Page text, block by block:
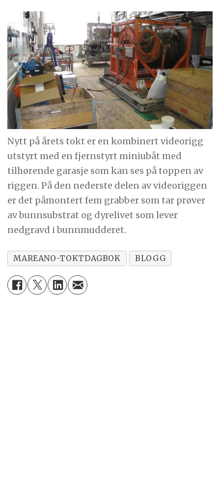
Nytt på årets tokt er en kombinert videorigg
utstyrt med en fjernstyrt miniubåt med
tilhørende garasje som kan ses på toppen av
riggen. På den nederste delen av videoriggen
er det påmontert fem grabber som tar prøver
av bunnsubstrat og dyrelivet som lever
nedgravd i bunnmudderet.
MAREANO-TOKTDAGBOK BLOGG